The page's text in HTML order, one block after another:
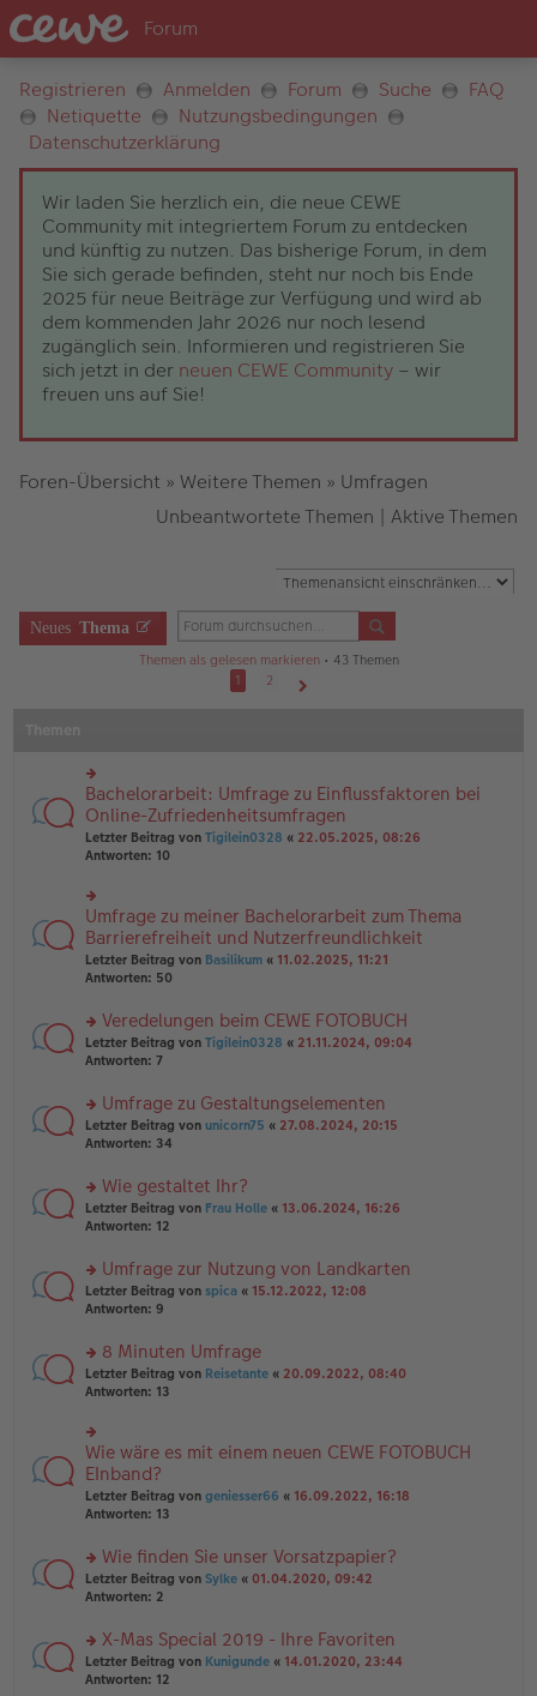
Registrieren Anmelden Forum Suche
FAQ
Netiquette
Nutzungsbedingungen
Datenschutzerklärung
Wir laden Sie herzlich ein, die neue CEWE
Community mit integriertem Forum zu entdecken
und künftig zu nutzen. Das bisherige Forum, in dem
Sie sich gerade befinden, steht nur noch bis Ende
2025 für neue Beiträge zur Verfügung und wird ab
dem kommenden Jahr 2026 nur noch lesend
zugänglich sein. Informieren und registrieren Sie
sich jetzt in der neuen CEWE Community – wir
freuen uns auf Sie!
Foren-Übersicht » Weitere Themen » Umfragen
Unbeantwortete Themen | Aktive Themen
Neues Thema
Themen als gelesen markieren• 43 Themen
1
2
rs
te
r
u
n
el
es
e
n
er
tr
a
g
Bachelorarbeit: Umfrage zu Einflussfaktoren bei
Online-Zufriedenheitsumfragen
Letzter Beitrag von Tigilein0328 « 22.05.2025, 08:26
Antworten: 10
rs
te
r
u
n
el
es
e
B
ei
tr
g
Umfrage zu meiner Bachelorarbeit zum Thema
Barrierefreiheit und Nutzerfreundlichkeit
Letzter Beitrag von Basilikum « 11.02.2025, 11:21
Antworten: 50
rs
te
n
g
el
e
n
er
tr
a
g
Veredelungen beim CEWE FOTOBUCH
Letzter Beitrag von Tigilein0328 « 21.11.2024, 09:04
Antworten: 7
rs
te
n
g
el
e
n
er
tr
a
g
Umfrage zu Gestaltungselementen
Letzter Beitrag von unicorn75 « 27.08.2024, 20:15
Antworten: 34
rs
te
n
g
el
e
n
er
tr
a
g
Wie gestaltet Ihr?
Letzter Beitrag von Frau Holle « 13.06.2024, 16:26
Antworten: 12
rs
te
n
g
el
e
n
er
B
ei
tr
g
Umfrage zur Nutzung von Landkarten
Letzter Beitrag von spica « 15.12.2022, 12:08
Antworten: 9
rs
te
u
n
g
el
es
e
er
B
ei
tr
g
8 Minuten Umfrage
Letzter Beitrag von Reisetante « 20.09.2022, 08:40
Antworten: 13
rs
te
r
u
n
el
es
e
B
ei
tr
Wie wäre es mit einem neuen CEWE FOTOBUCH
EInband?
Letzter Beitrag von geniesser66 « 16.09.2022, 16:18
Antworten: 13
rs
te
n
g
el
Wie finden Sie unser Vorsatzpapier?
Letzter Beitrag von Sylke « 01.04.2020, 09:42
Antworten: 2
rs
te
X-Mas Special 2019 - Ihre Favoriten
Letzter Beitrag von Kunigunde « 14.01.2020, 23:44
Antworten: 12